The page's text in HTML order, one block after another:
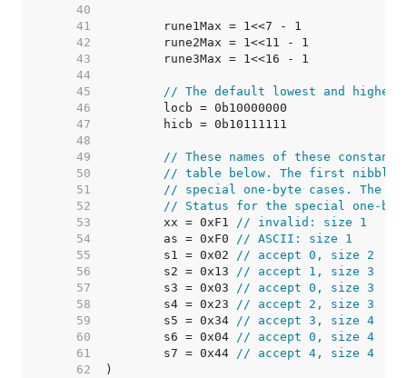
    40
    41
    42
    43
    44
    45
// The default lowest and
    46
    47
    48
    49
// These names of these
    50
// table below. The first nibble
    51
// special one-byte cases. The
    52
// Status for the special one-
    53
	xx = 0xF1
// invalid: size 1
    54
	as = 0xF0
// ASCII: size 1
    55
	s1 = 0x02
// accept 0, size 2
    56
	s2 = 0x13
// accept 1, size 3
    57
	s3 = 0x03
// accept 0, size 3
    58
	s4 = 0x23
// accept 2, size 3
    59
	s5 = 0x34
// accept 3, size 4
    60
	s6 = 0x04
// accept 0, size 4
    61
	s7 = 0x44
// accept 4, size 4
    62